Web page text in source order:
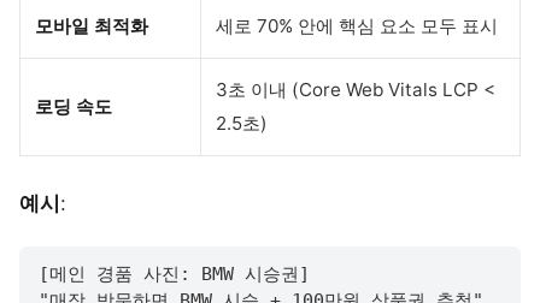
모바일 최적화 세로 70% 안에 핵심 요소 모두 표시
로딩 속도
3초 이내 (Core Web Vitals LCP <
2.5초)
예시 :
[메인 경품 사진: BMW 시승권]